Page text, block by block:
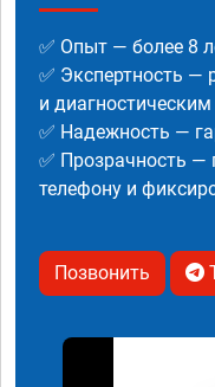
✅ Опыт — более 8
✅ Экспертность
и
✅ Надежность —
✅ Прозрачность —
телефону и
Позвонить